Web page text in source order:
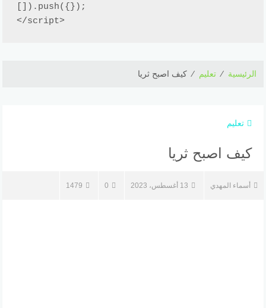
[]).push({});
</script>
الرئيسية ⁄ تعليم ⁄ كيف اصبح ثريا
تعليم
كيف اصبح ثريا
أسماء المهدي 13 أغسطس، 2023 0
1479